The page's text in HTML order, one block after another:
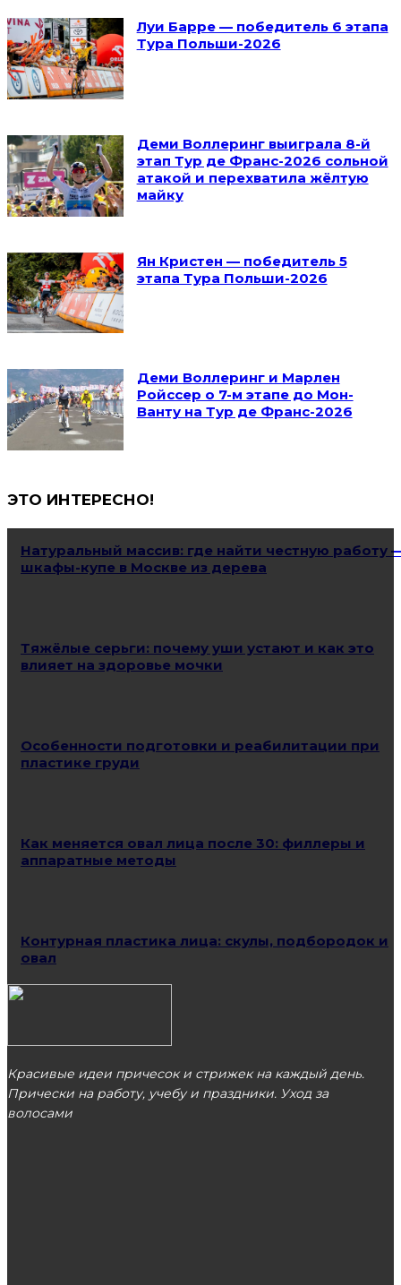
Луи Барре — победитель 6 этапа
Тура Польши-2026
Деми Воллеринг выиграла 8-й
этап Тур де Франс-2026 сольной
атакой и перехватила жёлтую
майку
Ян Кристен — победитель 5
этапа Тура Польши-2026
Деми Воллеринг и Марлен
Ройссер о 7-м этапе до Мон-
Ванту на Тур де Франс-2026
ЭТО ИНТЕРЕСНО!
Натуральный массив: где найти честную работу
шкафы-купе в Москве из дерева
Тяжёлые серьги: почему уши устают и как это
влияет на здоровье мочки
Особенности подготовки и реабилитации при
пластике груди
Как меняется овал лица после 30: филлеры и
аппаратные методы
Контурная пластика лица: скулы, подбородок и
овал
Красивые идеи причесок и стрижек на каждый день.
Прически на работу, учебу и праздники. Уход за
волосами